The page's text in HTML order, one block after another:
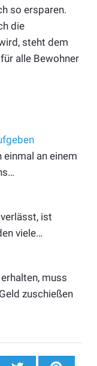
so ersparen.
die
steht dem
alle Bewohner
an einem
ist
viele…
muss
zuschießen